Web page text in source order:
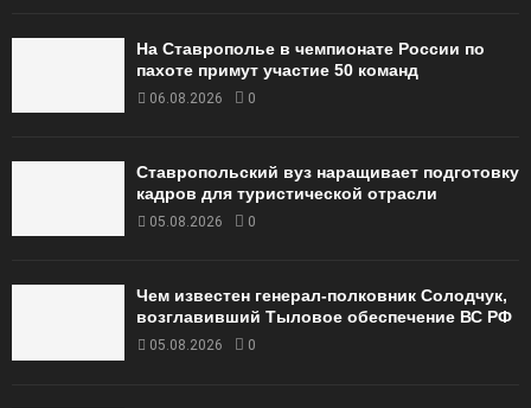
На Ставрополье в чемпионате России по
пахоте примут участие 50 команд
06.08.2026 0
Ставропольский вуз наращивает подготовку
кадров для туристической отрасли
05.08.2026 0
Чем известен генерал-полковник Солодчук,
возглавивший Тыловое обеспечение ВС РФ
05.08.2026 0